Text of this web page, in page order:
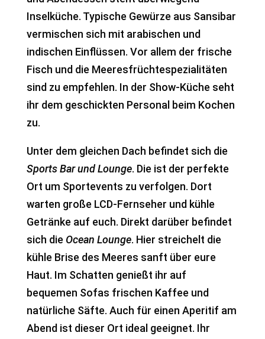
Inselküche. Typische Gewürze aus Sansibar
vermischen sich mit arabischen und
indischen Einflüssen. Vor allem der frische
Fisch und die Meeresfrüchtespezialitäten
sind zu empfehlen. In der Show-Küche seht
ihr dem geschickten Personal beim Kochen
zu.
Unter dem gleichen Dach befindet sich die
Sports Bar und Lounge. Die ist der perfekte
Ort um Sportevents zu verfolgen. Dort
warten große LCD-Fernseher und kühle
Getränke auf euch. Direkt darüber befindet
sich die Ocean Lounge. Hier streichelt die
kühle Brise des Meeres sanft über eure
Haut. Im Schatten genießt ihr auf
bequemen Sofas frischen Kaffee und
natürliche Säfte. Auch für einen Aperitif am
Abend ist dieser Ort ideal geeignet. Ihr